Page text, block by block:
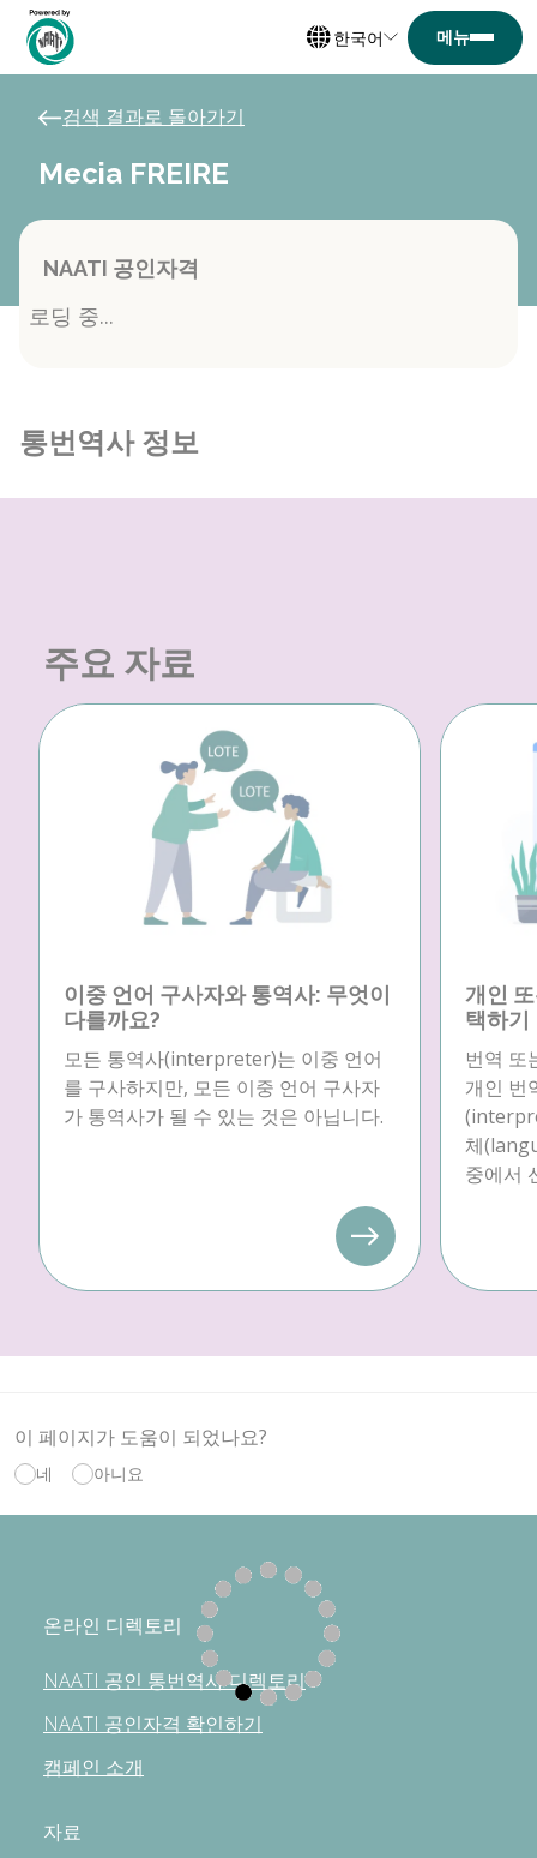
한국어
검색 결과로 돌아가기
Mecia FREIRE
NAATI 공인자격
로딩 중...
통번역사 정보
주요 자료
이중 언어 구사자와 통역사: 무엇이
다를까요?
모든 통역사(interpreter)는 이중 언어
를 구사하지만, 모든 이중 언어 구사자
가 통역사가 될 수 있는 것은 아닙니다.
개인
택하기
번역 또
개인 번
체
중에서
이 페이지가 도움이 되었나요?
네 아니요
온라인 디렉토리
NAATI 공인 통번역사 디렉토리
NAATI 공인자격 확인하기
캠페인 소개
자료